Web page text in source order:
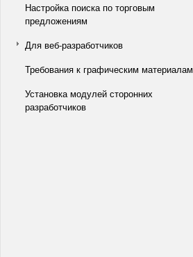
Настройка поиска по торговым
предложениям
Для веб-разработчиков
Требования к графическим материалам
Установка модулей сторонних
разработчиков